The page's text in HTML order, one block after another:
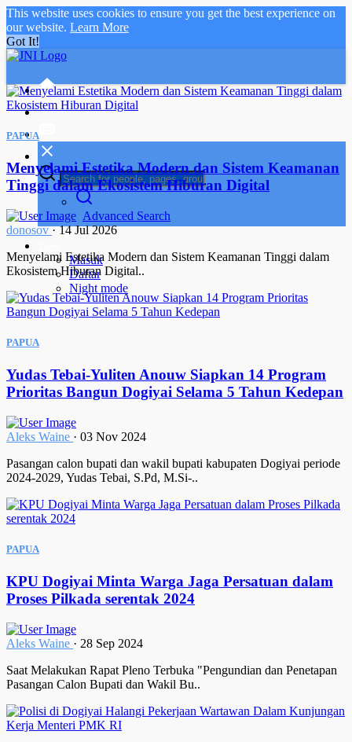
This website uses cookies to ensure you get the best experience on
our website. Learn More
Got It!
Home
Advanced Search
Masuk
Daftar
Night mode
PAPUA
Menyelami Estetika Modern dan Sistem Keamanan
Tinggi dalam Ekosistem Hiburan Digital
donosov· 14 Jul 2026
Menyelami Estetika Modern dan Sistem Keamanan Tinggi dalam
Ekosistem Hiburan Digital..
PAPUA
Yudas Tebai-Yuliten Anouw Siapkan 14 Program
Prioritas Bangun Dogiyai Selama 5 Tahun Kedepan
Aleks Waine · 03 Nov 2024
Pasangan calon bupati dan wakil bupati kabupaten Dogiyai periode
2024-2029, Yudas Tebai, S.Pd, M.Si-..
PAPUA
KPU Dogiyai Minta Warga Jaga Persatuan dalam
Proses Pilkada serentak 2024
Aleks Waine · 28 Sep 2024
Saat Melakukan Rapat Pleno Terbuka "Pengundian dan Penetapan
Pasangan Calon Bupati dan Wakil Bu..